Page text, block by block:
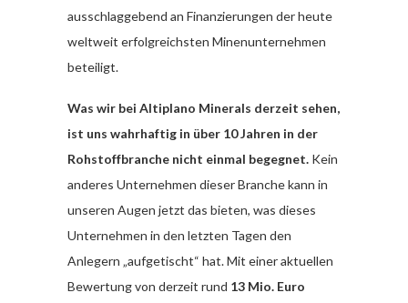
ausschlaggebend an Finanzierungen der heute
weltweit erfolgreichsten Minenunternehmen
beteiligt.
Was wir bei Altiplano Minerals derzeit sehen,
ist uns wahrhaftig in über 10 Jahren in der
Rohstoffbranche nicht einmal begegnet. Kein
anderes Unternehmen dieser Branche kann in
unseren Augen jetzt das bieten, was dieses
Unternehmen in den letzten Tagen den
Anlegern „aufgetischt“ hat. Mit einer aktuellen
Bewertung von derzeit rund 13 Mio. Euro